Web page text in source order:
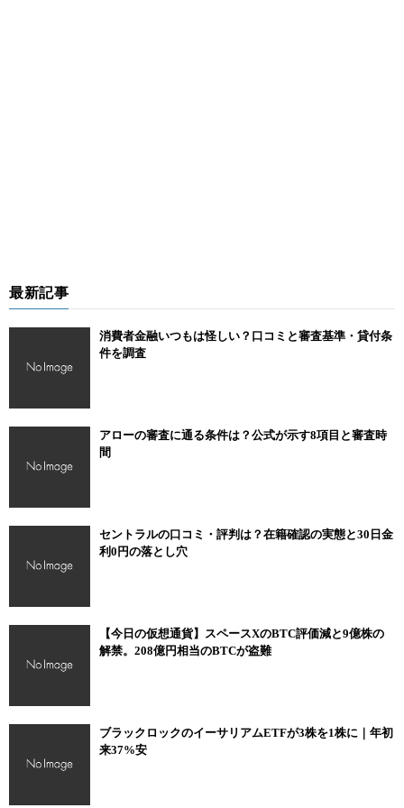
最新記事
消費者金融いつもは怪しい？口コミと審査基準・貸付条
件を調査
アローの審査に通る条件は？公式が示す8項目と審査時
間
セントラルの口コミ・評判は？在籍確認の実態と30日金
利0円の落とし穴
【今日の仮想通貨】スペースXのBTC評価減と9億株の
解禁。208億円相当のBTCが盗難
ブラックロックのイーサリアムETFが3株を1株に｜年初
来37%安